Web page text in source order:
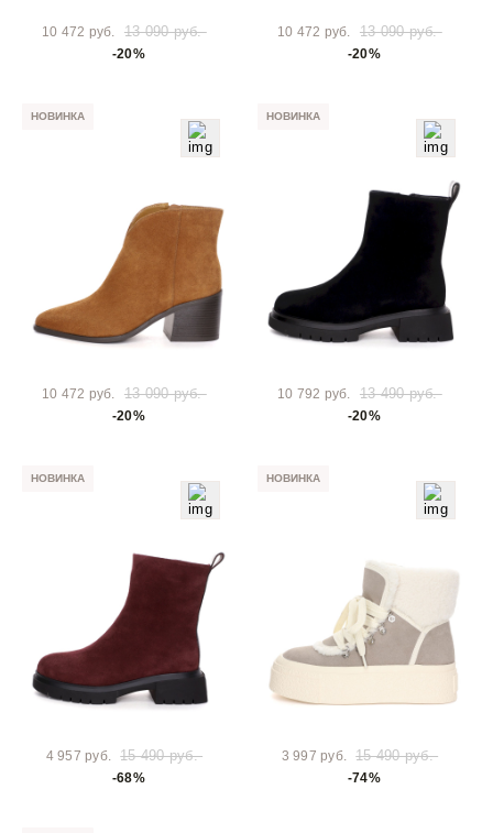
10 472 руб. 13 090 руб.
-20%
10 472 руб. 13 090 руб.
-20%
НОВИНКА
10 472 руб. 13 090 руб.
-20%
НОВИНКА
10 792 руб. 13 490 руб.
-20%
НОВИНКА
4 957 руб. 15 490 руб.
-68%
НОВИНКА
3 997 руб. 15 490 руб.
-74%